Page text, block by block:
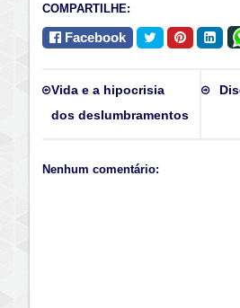
COMPARTILHE:
Facebook
Vida e a hipocrisia
dos deslumbramentos
Nenhum comentário: